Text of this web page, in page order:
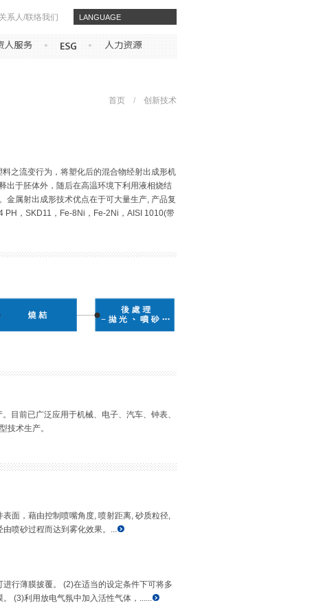
首页 / 创新技术
之流变行为，将塑化后的混合物经射出成形机
出于胚体外，随后在高温环境下利用液相烧结
金属射出成形技术优点在于可大量生产, 产品复
PH，SKD11，Fe-8Ni，Fe-2Ni，AISI 1010(带
目前已广泛应用于机械、电子、汽车、钟表、
技术生产。
面，藉由控制喷嘴角度, 喷射距离, 砂质粒径,
喷砂过程而达到雾化效果。...
行薄膜披覆。 (2)在适当的设定条件下可将多
(3)利用放电气氛中加入活性气体，......
系人/联络我们 ​​LANGUAGE